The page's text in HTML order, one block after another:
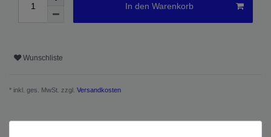
In den Warenkorb
Wunschliste
* inkl. ges. MwSt. zzgl. Versandkosten